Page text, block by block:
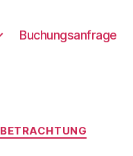
Buchungsanfrage